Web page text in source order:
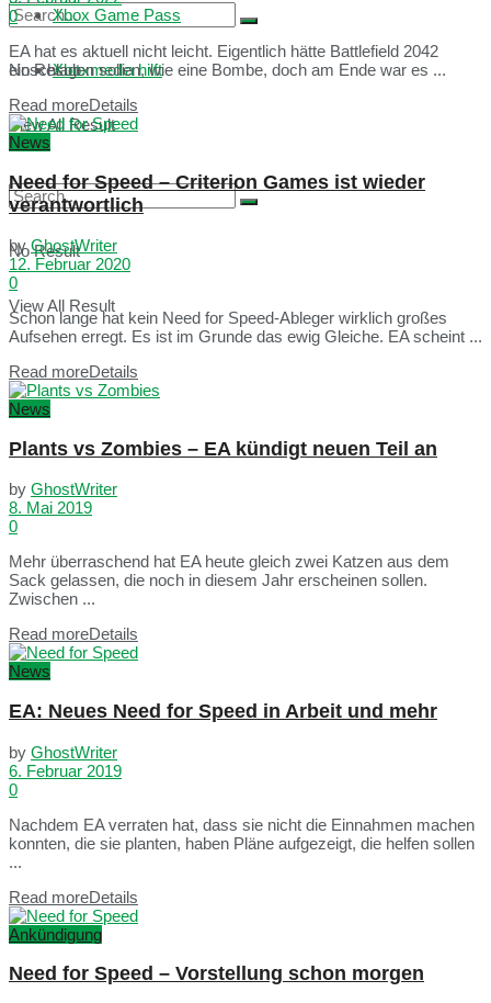
No Result
View All Result
Xbox Game Pass
Xboxmedia hilft
No Result
View All Result
0
EA hat es aktuell nicht leicht. Eigentlich hätte Battlefield 2042
einschlagen sollen, wie eine Bombe, doch am Ende war es ...
Read moreDetails
News
Need for Speed – Criterion Games ist wieder
verantwortlich
by GhostWriter
12. Februar 2020
0
Schon lange hat kein Need for Speed-Ableger wirklich großes
Aufsehen erregt. Es ist im Grunde das ewig Gleiche. EA scheint ...
Read moreDetails
News
Plants vs Zombies – EA kündigt neuen Teil an
by GhostWriter
8. Mai 2019
0
Mehr überraschend hat EA heute gleich zwei Katzen aus dem
Sack gelassen, die noch in diesem Jahr erscheinen sollen.
Zwischen ...
Read moreDetails
News
EA: Neues Need for Speed in Arbeit und mehr
by GhostWriter
6. Februar 2019
0
Nachdem EA verraten hat, dass sie nicht die Einnahmen machen
konnten, die sie planten, haben Pläne aufgezeigt, die helfen sollen
...
Read moreDetails
Ankündigung
Need for Speed – Vorstellung schon morgen